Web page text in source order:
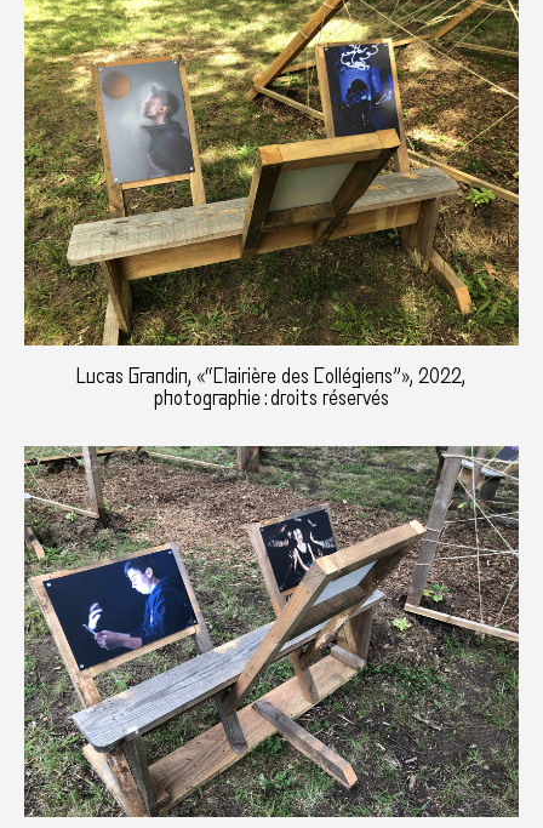
Lucas Grandin, «“Clairière des Collégiens”», 2022,
photographie : droits réservés